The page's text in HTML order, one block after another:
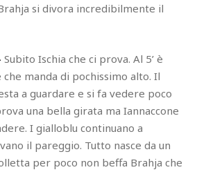
si divora incredibilmente il
Subito Ischia che ci prova. Al 5’ è
manda di pochissimo alto. Il
a guardare e si fa vedere poco
una bella girata ma Iannaccone
I gialloblu continuano a
il pareggio. Tutto nasce da un
per poco non beffa Brahja che